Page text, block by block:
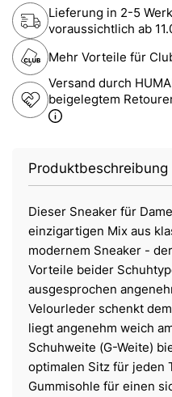
Lieferung in 2-5
voraussichtlich ab
Mehr Vorteile für
Versand durch
beigelegtem
Produktbeschreibung
Dieser Sneaker für
einzigartigen Mix aus
modernem Sneaker -
Vorteile beider
ausgesprochen
Velourleder schenkt
liegt angenehm weich
Schuhweite (G-Weite)
optimalen Sitz für jeden
Gummisohle für einen